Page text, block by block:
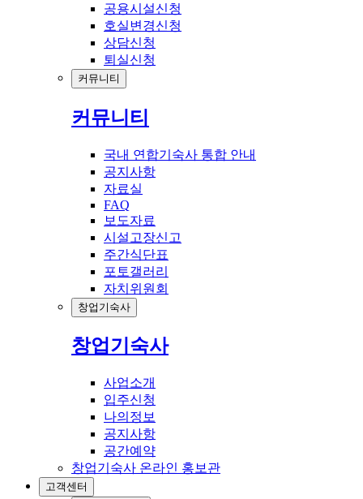
공용시설신청
호실변경신청
상담신청
퇴실신청
커뮤니티
커뮤니티
국내 연합기숙사 통합 안내
공지사항
자료실
FAQ
보도자료
시설고장신고
주간식단표
포토갤러리
자치위원회
창업기숙사
창업기숙사
사업소개
입주신청
나의정보
공지사항
공간예약
창업기숙사 온라인 홍보관
고객센터